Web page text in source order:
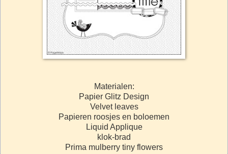
Materialen:
Papier Glitz Design
Velvet leaves
Papieren roosjes en boloemen
Liquid Applique
klok-brad
Prima mulberry tiny flowers